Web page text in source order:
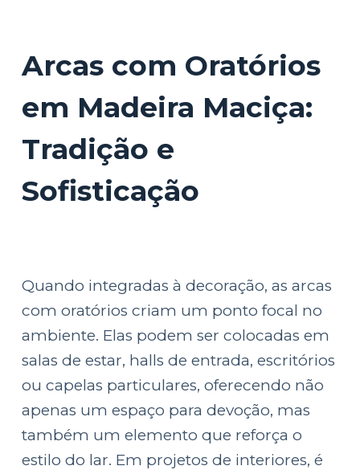
Arcas com Oratórios
em Madeira Maciça:
Tradição e
Sofisticação
Quando integradas à decoração, as arcas
com oratórios criam um ponto focal no
ambiente. Elas podem ser colocadas em
salas de estar, halls de entrada, escritórios
ou capelas particulares, oferecendo não
apenas um espaço para devoção, mas
também um elemento que reforça o
estilo do lar. Em projetos de interiores, é